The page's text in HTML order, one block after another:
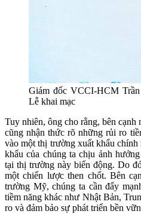
Giám đốc VCCI-HCM
Lễ khai mạc
Tuy nhiên, ông cho rằng, bên
cũng nhận thức rõ những rủi ro
vào một thị trường xuất khẩu
khẩu của chúng ta chịu ảnh
tại thị trường này biến động. Do
một chiến lược then chốt. Bên
trường Mỹ, chúng ta cần đẩy
tiềm năng khác như Nhật Bản,
ro và đảm bảo sự phát triển bền